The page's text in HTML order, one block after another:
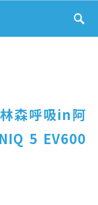
森呼吸in阿
5 EV600